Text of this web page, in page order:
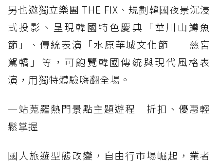
另也邀獨立樂團 THE FIX、規劃韓國夜景沉浸
式投影、呈現韓國特色慶典「華川山鱒魚
節」、傳統表演「水原華城文化節——慈宮
駕轎」等，可飽覽韓國傳統與現代風格表
演，用獨特體驗嗨翻全場。
一站蒐羅熱門景點主題遊程 折扣、優惠輕
鬆掌握
國人旅遊型態改變，自由行市場崛起，業者